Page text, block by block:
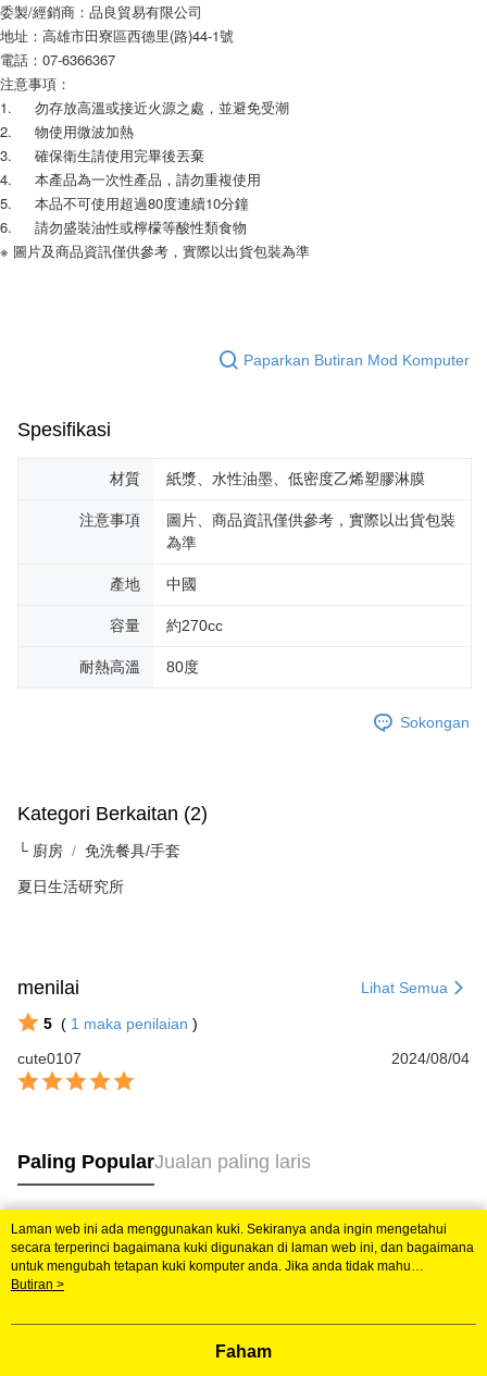
Data Peribadi, Pemprosesan, Penggunaan"
(https://aftee.tw/privacypolicy/) untuk maklumat lanjut.
Jumlah yang diperakui untuk pengguna kali pertama yang lulus
kelulusan boleh sehingga NT$10,000. Jika pengguna tidak membuat
pembayaran dalam tempoh tersebut, yuran pembayaran lewat sebanyak
20% setahun akan dikenakan. Pengguna bawah umur dikehendaki
mendapatkan kebenaran daripada ibu bapa atau penjaga yang sah
untuk menggunakan AFTEE.
mempunyai sebarang kebimbangan mengenai pemprosesan dan
penggunaan pada data peribadi. Jika anda tidak bersetuju dengan data
委製/經銷商：品良貿易有限公司
地址：高雄市田寮區西德里(路)44-1號
電話：07-6366367
注意事項：
1.	勿存放高溫或接近火源之處，並避免受潮
2.	物使用微波加熱
3.	確保衛生請使用完畢後丟棄
4.	本產品為一次性產品，請勿重複使用
5.	本品不可使用超過80度連續10分鐘
6.	請勿盛裝油性或檸檬等酸性類食物
※ 圖片及商品資訊僅供參考，實際以出貨包裝為準
Paparkan Butiran Mod Komputer
Spesifikasi
材質 紙漿、水性油墨、低密度乙烯塑膠淋膜
注意事項
圖片、商品資訊僅供參考，實際以出貨包裝
為準
產地 中國
容量 約270cc
耐熱高溫 80度
Sokongan
Kategori Berkaitan (2)
└ 廚房 免洗餐具/手套
夏日生活研究所
menilai Lihat Semua
5 ( 1 maka penilaian )
cute0107
2024/08/04
Paling PopularJualan paling laris
Tag Popular
Laman web ini ada menggunakan kuki. Sekiranya anda ingin mengetahui
secara terperinci bagaimana kuki digunakan di laman web ini, dan bagaimana
untuk mengubah tetapan kuki komputer anda. Jika anda tidak mahu
menggunakan kuki di komputer anda, sila rujuk penerangan mengenai kuki.
mengetahui secara terperinci bagaimana kuki digunakan di laman web ini,
mahu menggunakan kuki di komputer anda, sila rujuk penerangan mengenai
Butiran >
Faham